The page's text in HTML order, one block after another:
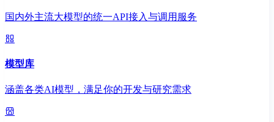
国内外主流大模型的统一API接入与调用服务
模型库
涵盖各类AI模型，满足你的开发与研究需求